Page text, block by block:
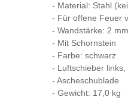
- Material: Stahl
- Für offene Feuer
- Wandstärke: 2 mm
- Mit Schornstein
- Farbe: schwarz
- Luftschieber links,
- Ascheschublade
- Gewicht: 17,0 kg